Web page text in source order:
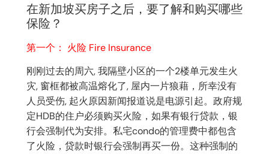
在新加坡买房子之后，要了解和购买哪些
保险？
第一个： 火险 Fire Insurance
刚刚过去的周六, 我隔壁小区的一个2楼单元发生火
灾, 窗框都被高温熔化了, 屋内一片狼藉，所幸没有
人员受伤, 起火原因新闻报道说是电源引起。政府规
定HDB的住户必须购买火险，如果有银行贷款，银
行会强制代为安排。私宅condo的管理费中都包含
了火险，贷款时银行会强制再买一份。这种强制的